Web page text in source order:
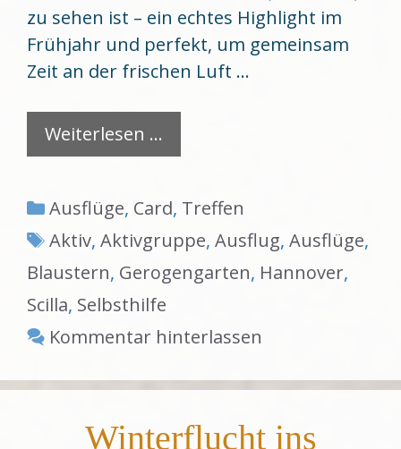
zu sehen ist – ein echtes Highlight im
Frühjahr und perfekt, um gemeinsam
Zeit an der frischen Luft …
Weiterlesen …
Kategorien
Ausflüge, Card, Treffen
Schlagwörter
Aktiv, Aktivgruppe, Ausflug, Ausflüge,
Blaustern, Gerogengarten, Hannover,
Scilla, Selbsthilfe
Kommentar hinterlassen
Winterflucht ins